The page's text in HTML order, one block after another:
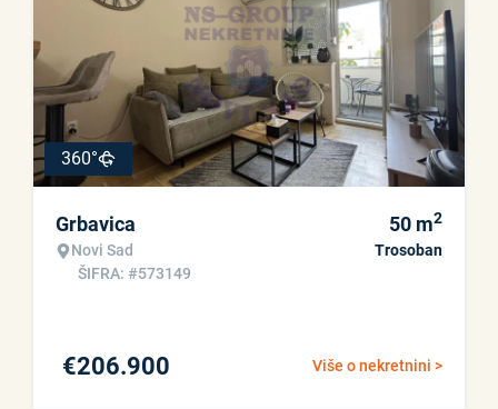
360°
Grbavica
Novi Sad
ŠIFRA: #573149
50 m2
Trosoban
Više o nekretnini >
€206.900